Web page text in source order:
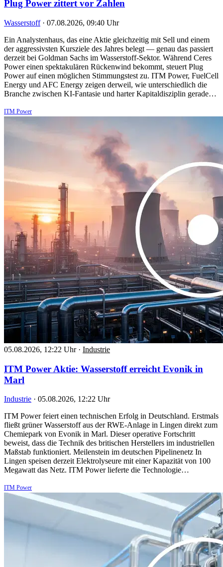
Plug Power zittert vor Zahlen
Wasserstoff · 07.08.2026, 09:40 Uhr
Ein Analystenhaus, das eine Aktie gleichzeitig mit Sell und einem
der aggressivsten Kursziele des Jahres belegt — genau das passiert
derzeit bei Goldman Sachs im Wasserstoff-Sektor. Während Ceres
Power einen spektakulären Rückenwind bekommt, steuert Plug
Power auf einen möglichen Stimmungstest zu. ITM Power, FuelCell
Energy und AFC Energy zeigen derweil, wie unterschiedlich die
Branche zwischen KI-Fantasie und harter Kapitaldisziplin gerade…
ITM Power
05.08.2026, 12:22 Uhr · Industrie
ITM Power Aktie: Wasserstoff erreicht Evonik in
Marl
Industrie · 05.08.2026, 12:22 Uhr
ITM Power feiert einen technischen Erfolg in Deutschland. Erstmals
fließt grüner Wasserstoff aus der RWE-Anlage in Lingen direkt zum
Chemiepark von Evonik in Marl. Dieser operative Fortschritt
beweist, dass die Technik des britischen Herstellers im industriellen
Maßstab funktioniert. Meilenstein im deutschen Pipelinenetz In
Lingen speisen derzeit Elektrolyseure mit einer Kapazität von 100
Megawatt das Netz. ITM Power lieferte die Technologie…
ITM Power